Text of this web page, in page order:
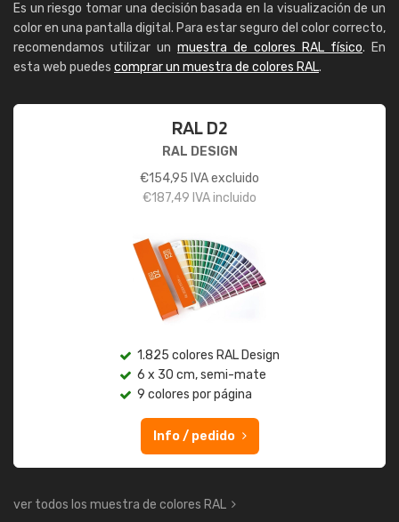
Es un riesgo tomar una decisión basada en la visualización de un
color en una pantalla digital. Para estar seguro del color correcto,
recomendamos utilizar un muestra de colores RAL físico. En
esta web puedes comprar un muestra de colores RAL.
RAL D2
RAL DESIGN
€154,95 IVA excluido
€187,49 IVA incluido
1.825 colores RAL Design
6 x 30 cm, semi-mate
9 colores por página
Info / pedido
ver todos los muestra de colores RAL